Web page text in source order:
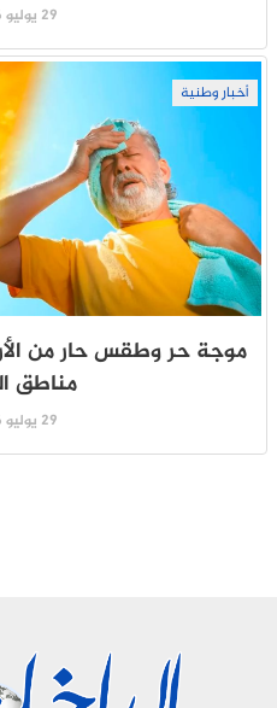
29 يوليو 2026
أخبار وطنية
موجة حر وطقس حار من
مناطق
29 يوليو 2026